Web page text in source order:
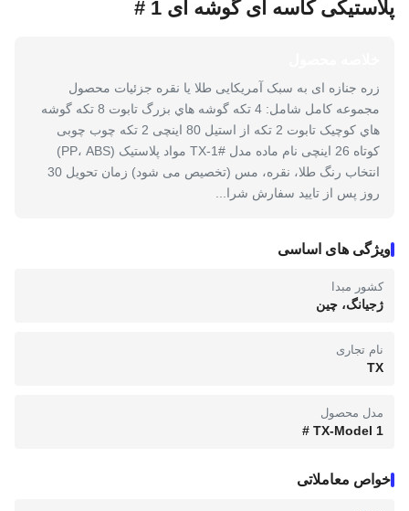
پلاستیکی کاسه ای گوشه ای 1 #
زره جنازه ای به سبک آمریکایی طلا یا نقره جزئیات محصول
مجموعه کامل شامل: 4 تکه گوشه هاي بزرگ تابوت 8 تکه گوشه
هاي کوچيک تابوت 2 تکه از استیل 80 اینچی 2 تکه چوب چوبی
کوتاه 26 اینچی نام ماده مدل TX-1# مواد پلاستیک (PP، ABS)
انتخاب رنگ طلا، نقره، مس (تخصیص می شود) زمان تحویل 30
روز پس از تایید سفارش شرا...
ویژگی های اساسی
کشور مبدا
ژجیانگ، چین
نام تجاری
TX
مدل محصول
TX-Model 1 #
خواص معاملاتی